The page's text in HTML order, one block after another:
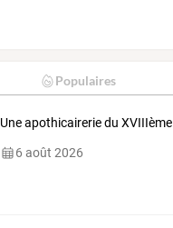
Populaires
Une apothicairerie du
6 août 2026